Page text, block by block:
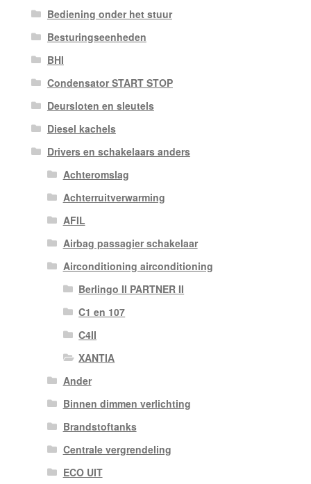
Bediening onder het stuur
Besturingseenheden
BHI
Condensator START STOP
Deursloten en sleutels
Diesel kachels
Drivers en schakelaars anders
Achteromslag
Achterruitverwarming
AFIL
Airbag passagier schakelaar
Airconditioning airconditioning
Berlingo II PARTNER II
C1 en 107
C4II
XANTIA
Ander
Binnen dimmen verlichting
Brandstoftanks
Centrale vergrendeling
ECO UIT